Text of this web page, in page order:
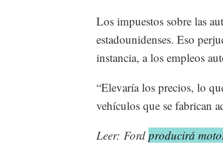
Los impuestos sobre las
estadounidenses. Eso
instancia, a los empleos
“Elevaría los precios, lo
vehículos que se fabrican
Leer: Ford producirá